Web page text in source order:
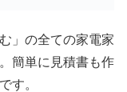
」の全ての家電家
簡単に見積書も作
す。